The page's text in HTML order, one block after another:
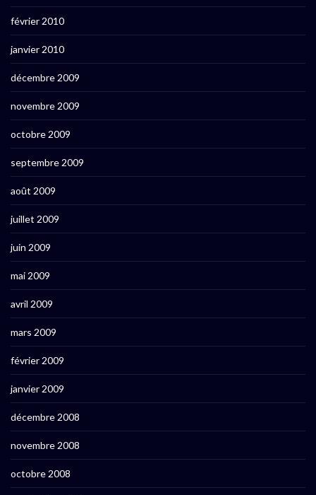
février 2010
janvier 2010
décembre 2009
novembre 2009
octobre 2009
septembre 2009
août 2009
juillet 2009
juin 2009
mai 2009
avril 2009
mars 2009
février 2009
janvier 2009
décembre 2008
novembre 2008
octobre 2008